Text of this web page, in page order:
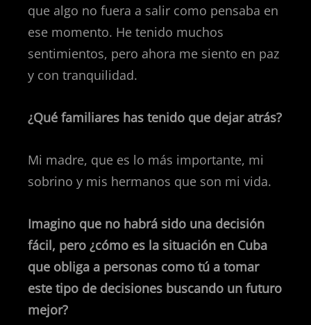
que algo no fuera a salir como pensaba en
ese momento. He tenido muchos
sentimientos, pero ahora me siento en paz
y con tranquilidad.
¿Qué familiares has tenido que dejar atrás?
Mi madre, que es lo más importante, mi
sobrino y mis hermanos que son mi vida.
Imagino que no habrá sido una decisión
fácil, pero ¿cómo es la situación en Cuba
que obliga a personas como tú a tomar
este tipo de decisiones buscando un futuro
mejor?